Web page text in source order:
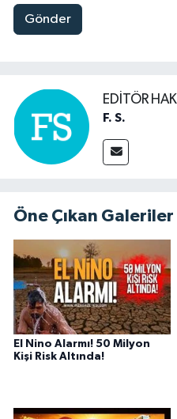
Gönder
EDITÖR
F. S.
Öne Çıkan Galeriler
El Nino Alarmı! 50 Milyon
Kişi Risk Altında!